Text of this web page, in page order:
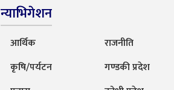
न्याभिगेशन
आर्थिक
कृषि/पर्यटन
राजनीति
गण्डकी प्रदेश